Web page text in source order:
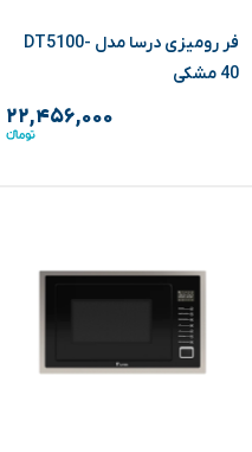
فر رومیزی درسا مدل DT5100-
40 مشکی
۲۲,۴۵۶,۰۰۰